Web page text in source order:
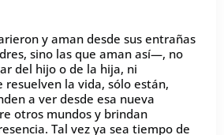
y aman desde sus entrañas
sino las que aman así—, no
del hijo o de la hija, ni
resuelven la vida, sólo están,
a ver desde esa nueva
otros mundos y brindan
Tal vez ya sea tiempo de